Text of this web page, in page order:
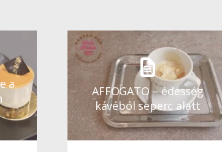
a
AFFOGATO – édesség
kávéból seperc alatt